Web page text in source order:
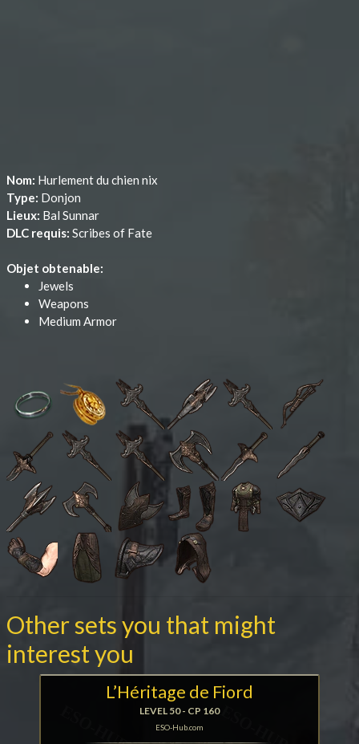
Nom: Hurlement du chien nix
Type: Donjon
Lieux: Bal Sunnar
DLC requis: Scribes of Fate
Objet obtenable:
Jewels
Weapons
Medium Armor
Other sets you that might
interest you
L’Héritage de Fiord
LEVEL 50 - CP 160
ESO-Hub.com